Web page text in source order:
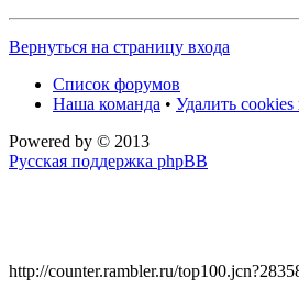
Вернуться на страницу входа
Список форумов
Наша команда • Удалить
Powered by © 2013
Русская поддержка phpBB
http://counter.rambler.ru/